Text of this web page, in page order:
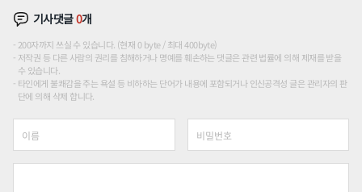
기사댓글0개
200자까지 쓰실 수 있습니다. (현재 0 byte / 최대 400byte)
저작권 등 다른 사람의 권리를 침해하거나 명예를 훼손하는 댓글은 관련 법률에 의해 제재를 받을
수 있습니다.
타인에게 불쾌감을 주는 욕설 등 비하하는 단어가 내용에 포함되거나 인신공격성 글은 관리자의 판
단에 의해 삭제 합니다.